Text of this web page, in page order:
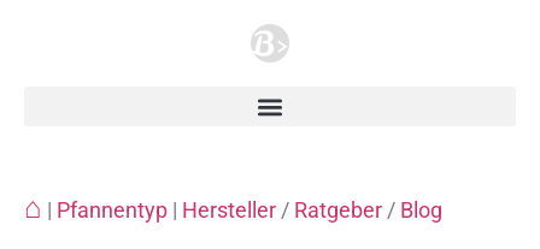
⌂ | Pfannentyp | Hersteller / Ratgeber / Blog